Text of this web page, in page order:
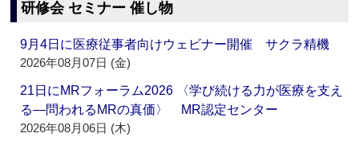
研修会 セミナー 催し物
9月4日に医療従事者向けウェビナー開催 サクラ精機
2026年08月07日 (金)
21日にMRフォーラム2026 〈学び続ける力が医療を支え
る―問われるMRの真価〉 MR認定センター
2026年08月06日 (木)